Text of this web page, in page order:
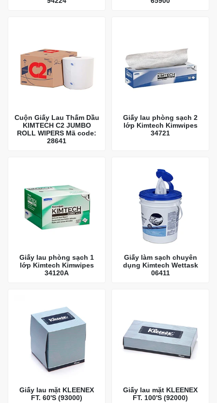
Cuộn Giấy Lau Thấm Dầu
KIMTECH C2 JUMBO
ROLL WIPERS Mã code:
28641
Giấy lau phòng sạch 2
lớp Kimtech Kimwipes
34721
Giấy lau phòng sạch 1
lớp Kimtech Kimwipes
34120A
Giấy làm sạch chuyên
dụng Kimtech Wettask
06411
Giấy lau mặt KLEENEX
FT. 60'S (93000)
Giấy lau mặt KLEENEX
FT. 100'S (92000)